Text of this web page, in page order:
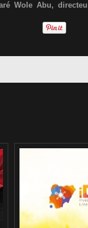
Wole Abu,